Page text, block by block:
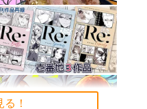
ボソッとロシア語でデレる勇者
のアーリャさん
女☆歌劇 レヴュースタァ
ト」スペシャルライブ “St
Horizon” Blu-ray(初回限
！